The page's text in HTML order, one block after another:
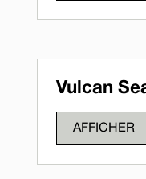
Vulcan
AFFICHER